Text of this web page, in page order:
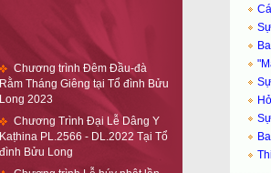
Chương trình Đêm Đầu-đà
Rằm Tháng Giêng tại Tổ đình Bửu
Long 2023
Chương Trình Đại Lễ Dâng Y
Kaṭhina PL.2566 - DL.2022 Tại Tổ
đình Bửu Long
Chương trình Lễ húy nhật lần
thứ 41 Cố Đại Trưởng Lão Hộ